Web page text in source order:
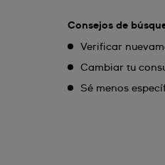
Consejos de
Verificar
Cambiar tu
Sé menos